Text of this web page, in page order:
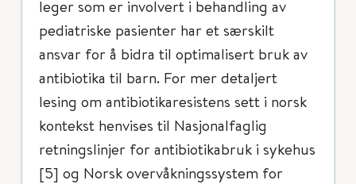
leger som er involvert i behandling av
pediatriske pasienter har et særskilt
ansvar for å bidra til optimalisert bruk av
antibiotika til barn. For mer detaljert
lesing om antibiotikaresistens sett i norsk
kontekst henvises til Nasjonalfaglig
retningslinjer for antibiotikabruk i sykehus
[5] og Norsk overvåkningssystem for